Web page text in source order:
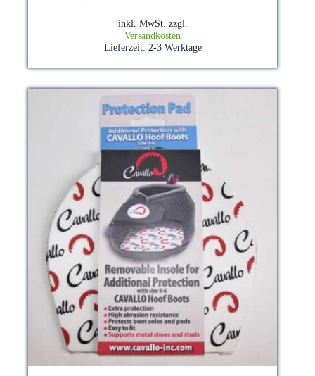
Optionen
inkl. MwSt. zzgl.
Versandkosten
Lieferzeit: 2-3 Werktage